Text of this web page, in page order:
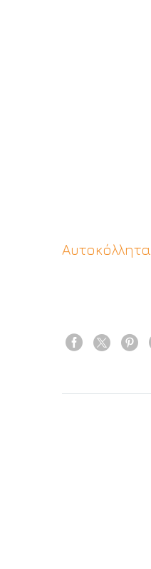
Αυτοκόλλητα